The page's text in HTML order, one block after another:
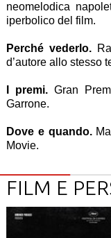
neomelodica
iperbolico del film.
Perché vederlo.
d’autore allo stesso
I premi.Gran
Garrone.
Dove e quando.
Movie.
FILM E